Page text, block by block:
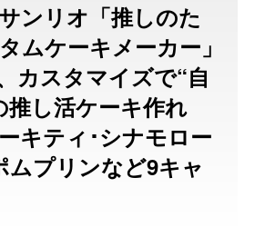
ンリオ「推しのた
ムケーキメーカー」
カスタマイズで“自
推し活ケーキ作れ
キティ･シナモロー
ムプリンなど9キャ